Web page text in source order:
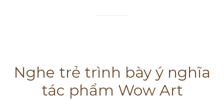
Nghe trẻ trình bày ý nghĩa
tác phẩm Wow Art